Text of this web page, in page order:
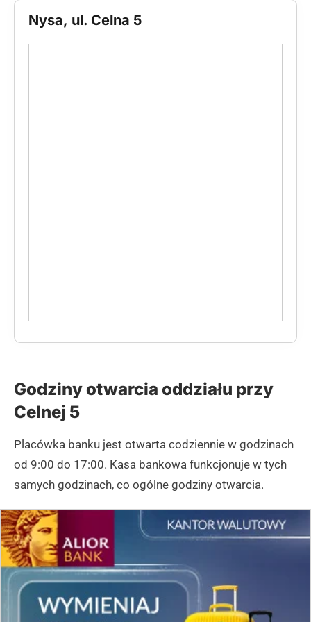
Nysa, ul. Celna 5
Godziny otwarcia oddziału przy
Celnej 5
Placówka banku jest otwarta codziennie w godzinach
od 9:00 do 17:00. Kasa bankowa funkcjonuje w tych
samych godzinach, co ogólne godziny otwarcia.